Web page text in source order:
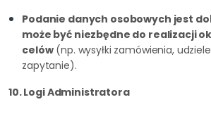
Podanie danych osobowych jest
może być niezbędne do realizacji
celów(np. wysyłki zamówienia,
zapytanie).
10. Logi Administratora